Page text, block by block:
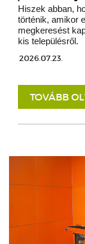
Hiszek abban,
történik, amikor
megkeresést
kis településről.
2026.07.23.
TOVÁBB